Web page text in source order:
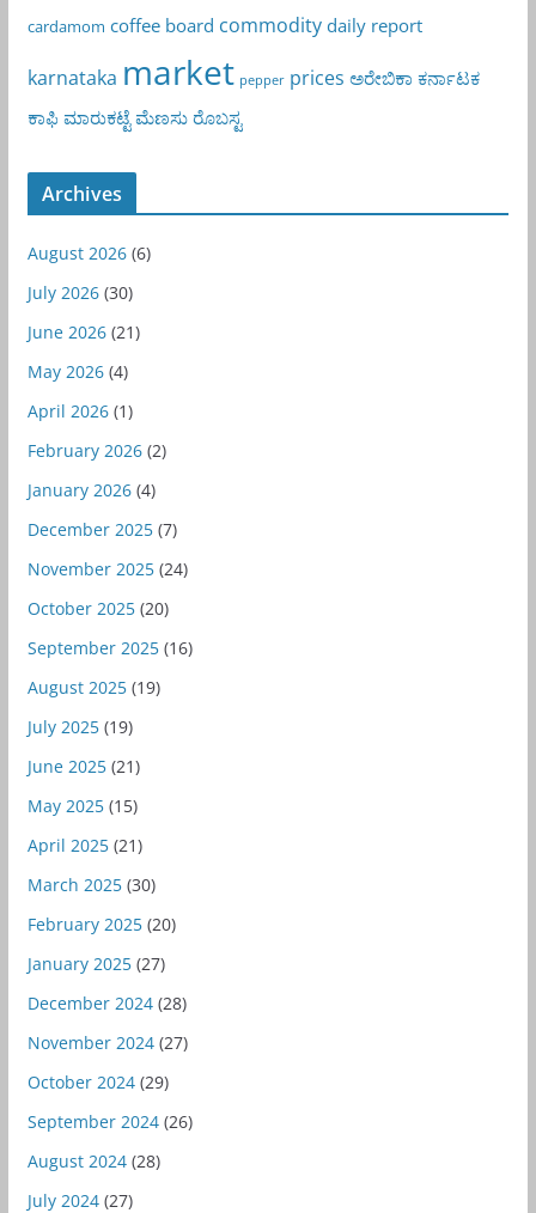
cardamom coffee board commodity daily report
karnataka market pepper prices ಅರೇಬಿಕಾ ಕರ್ನಾಟಕ
ಕಾಫಿ ಮಾರುಕಟ್ಟೆ ಮೆಣಸು ರೊಬಸ್ಟ
Archives
August 2026(6)
July 2026(30)
June 2026(21)
May 2026(4)
April 2026(1)
February 2026(2)
January 2026(4)
December 2025(7)
November 2025(24)
October 2025(20)
September 2025(16)
August 2025(19)
July 2025(19)
June 2025(21)
May 2025(15)
April 2025(21)
March 2025(30)
February 2025(20)
January 2025(27)
December 2024(28)
November 2024(27)
October 2024(29)
September 2024(26)
August 2024(28)
July 2024(27)